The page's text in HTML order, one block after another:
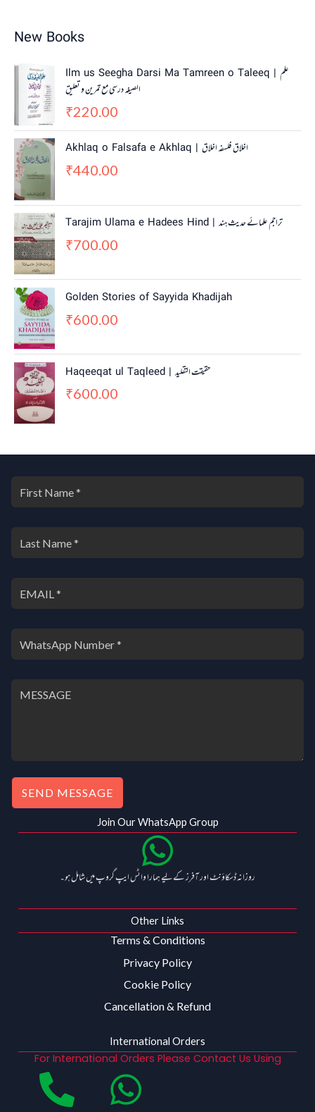
New Books
Ilm us Seegha Darsi Ma Tamreen o Taleeq | علم
الصیغہ درسی مع تمرین و تعلیق
₹220.00
Akhlaq o Falsafa e Akhlaq | اخلاق فلسفہ اخلاق
₹440.00
Tarajim Ulama e Hadees Hind | تراجم علمائے حديث ہند
₹700.00
Golden Stories of Sayyida Khadijah
₹600.00
Haqeeqat ul Taqleed | حقیقت التقلید
₹600.00
SEND MESSAGE
Join Our WhatsApp Group
روزانہ ڈسکاؤنٹ اور آفرز کے لیے ہمارا واٹس ایپ گروپ میں شامل ہو۔
Other Links
Terms & Conditions
Privacy Policy
Cookie Policy
Cancellation & Refund
International Orders
For International Orders Please Contact Us Using